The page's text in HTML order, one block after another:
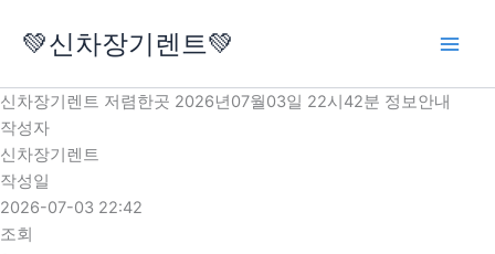
로
건
너
뛰
기
💚신차장기렌트💚
신차장기렌트 저렴한곳 2026년07월03일 22시42분 정보안내
작성자
신차장기렌트
작성일
2026-07-03 22:42
조회